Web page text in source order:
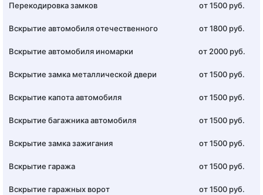
Перекодировка замков от 1500 руб.
Вскрытие автомобиля отечественного от 1800 руб.
Вскрытие автомобиля иномарки от 2000 руб.
Вскрытие замка металлической двери от 1500 руб.
Вскрытие капота автомобиля от 1500 руб.
Вскрытие багажника автомобиля от 1500 руб.
Вскрытие замка зажигания от 1500 руб.
Вскрытие гаража от 1500 руб.
Вскрытие гаражных ворот от 1500 руб.